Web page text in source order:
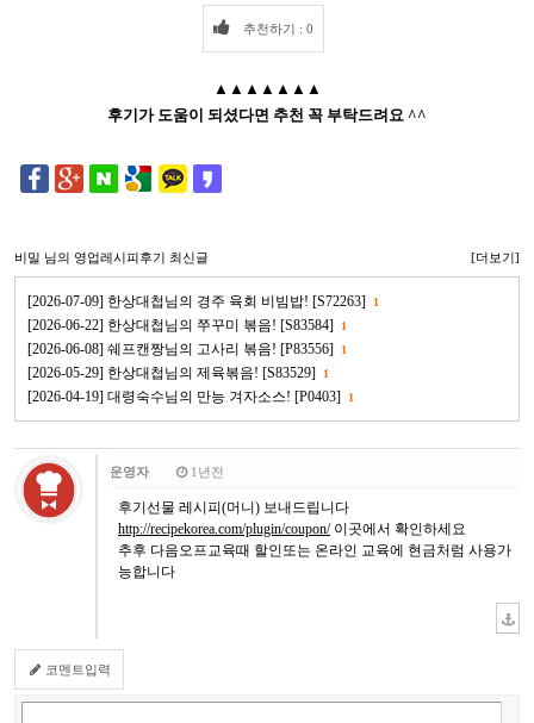
추천하기 : 0
▲▲▲▲▲▲▲
후기가 도움이 되셨다면 추천 꼭 부탁드려요 ^^
비밀 님의 영업레시피후기 최신글 [더보기]
[2026-07-09] 한상대첩님의 경주 육회 비빔밥! [S72263] 1
[2026-06-22] 한상대첩님의 쭈꾸미 볶음! [S83584] 1
[2026-06-08] 쉐프캔짱님의 고사리 볶음! [P83556] 1
[2026-05-29] 한상대첩님의 제육볶음! [S83529] 1
[2026-04-19] 대령숙수님의 만능 겨자소스! [P0403] 1
운영자 1년전
후기선물 레시피(머니) 보내드립니다
http://recipekorea.com/plugin/coupon/이곳에서 확인하세요
추후 다음오프교육때 할인또는 온라인 교육에 현금처럼 사용가
능합니다
코멘트입력